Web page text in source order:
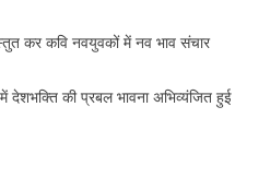
कर कवि नवयुवकों में नव भाव संचार
देशभक्ति की प्रबल भावना अभिव्यंजित हुई